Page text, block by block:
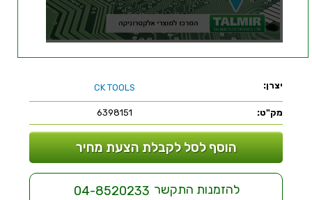
יצרן: CK TOOLS
מק"ט: 6398151
הוסף לסל לקבלת הצעת מחיר
להזמנות התקשר 04-8520233